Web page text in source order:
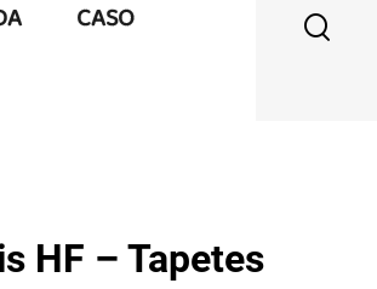
CASO
HF – Tapetes